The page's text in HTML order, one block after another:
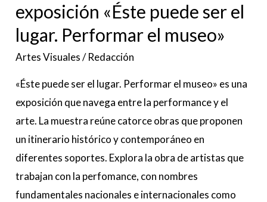
exposición «Éste puede ser el
lugar. Performar el museo»
Artes Visuales/Redacción
«Éste puede ser el lugar. Performar el museo» es una
exposición que navega entre la performance y el
arte. La muestra reúne catorce obras que proponen
un itinerario histórico y contemporáneo en
diferentes soportes. Explora la obra de artistas que
trabajan con la perfomance, con nombres
fundamentales nacionales e internacionales como